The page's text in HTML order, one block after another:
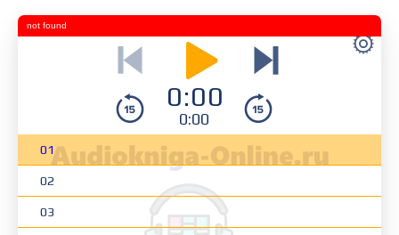
0:00
0:00
01
02
03
not found